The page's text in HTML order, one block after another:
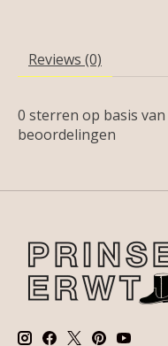
Reviews (0)
0 sterren op basis van
beoordelingen